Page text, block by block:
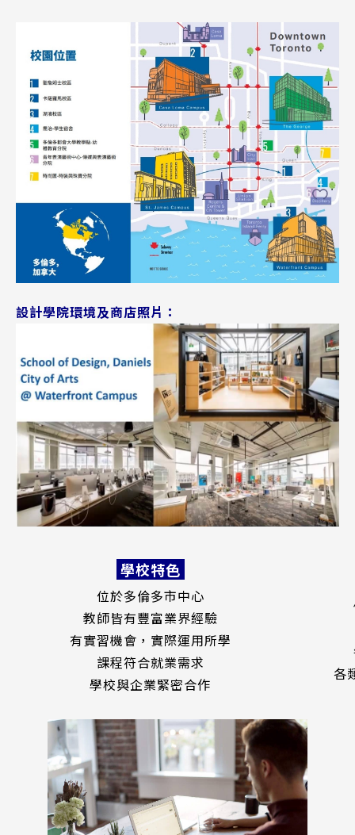
設計學院環境及商店照片：
學校特色
位於多倫多市中心
教師皆有豐富業界經驗
有實習機會，實際運用所學
課程符合就業需求
學校與企業緊密合作
各